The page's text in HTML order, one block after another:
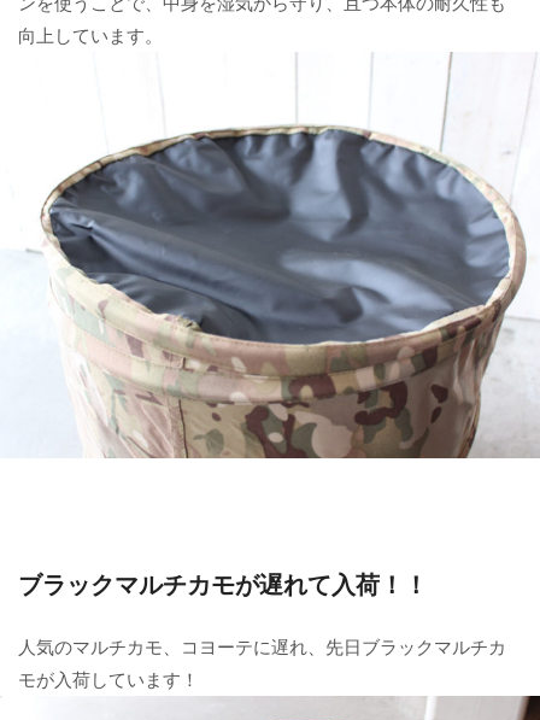
向上しています。
ブラックマルチカモが遅れて入荷！！
人気のマルチカモ、コヨーテに遅れ、先日ブラックマルチカ
モが入荷しています！